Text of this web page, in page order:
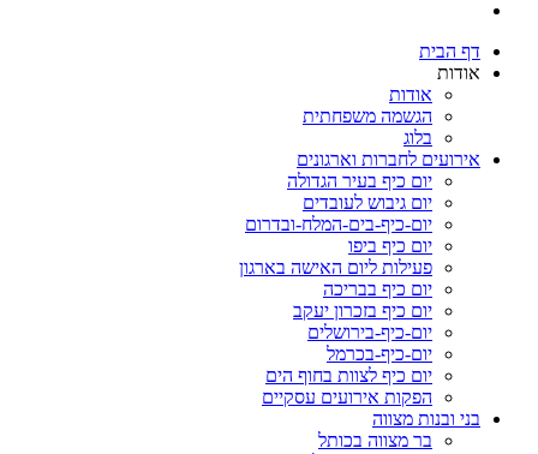
דף הבית
אודות
אודות
הגשמה משפחתית
בלוג
אירועים לחברות וארגונים
יום כיף בעיר הגדולה
יום גיבוש לעובדים
יום-כיף-בים-המלח-ובדרום
יום כיף ביפו
פעילות ליום האישה בארגון
יום כיף בבריכה
יום כיף בזכרון יעקב
יום-כיף-בירושלים
יום-כיף-בכרמל
יום כיף לצוות בחוף הים
הפקות אירועים עסקיים
בני ובנות מצווה
בר מצווה בכותל